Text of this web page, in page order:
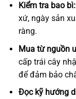
Kiểm tra bao bì:
xứ, ngày sản
ràng.
Mua từ nguồn
cấp trái cây
để đảm bảo
Đọc kỹ hướng